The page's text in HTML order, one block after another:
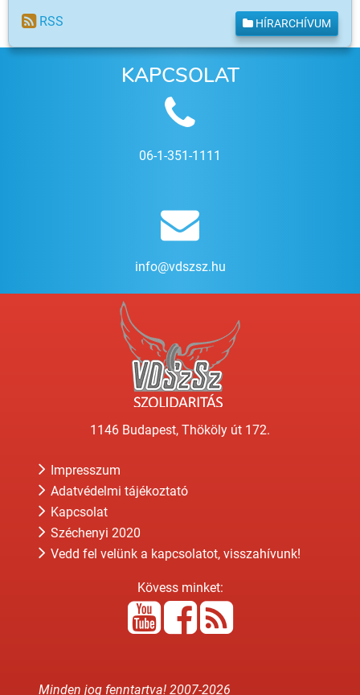
RSS HÍRARCHÍVUM
KAPCSOLAT
06-1-351-1111
info@vdszsz.hu
1146 Budapest, Thököly út 172.
Impresszum
Adatvédelmi tájékoztató
Kapcsolat
Széchenyi 2020
Vedd fel velünk a kapcsolatot, visszahívunk!
Kövess minket:
Minden jog fenntartva! 2007-2026